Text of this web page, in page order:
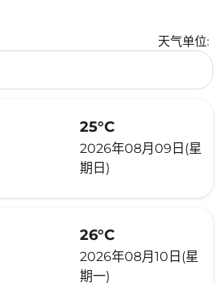
天气单位:
度 Selected
25°C
2026年08月09日(星
期日)
26°C
2026年08月10日(星
期一)